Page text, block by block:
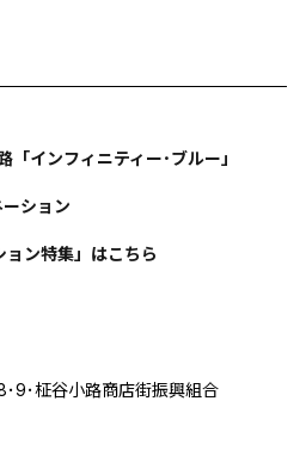
インフィニティー･ブルー」
ション
ン特集」はこちら
9･柾谷小路商店街振興組合